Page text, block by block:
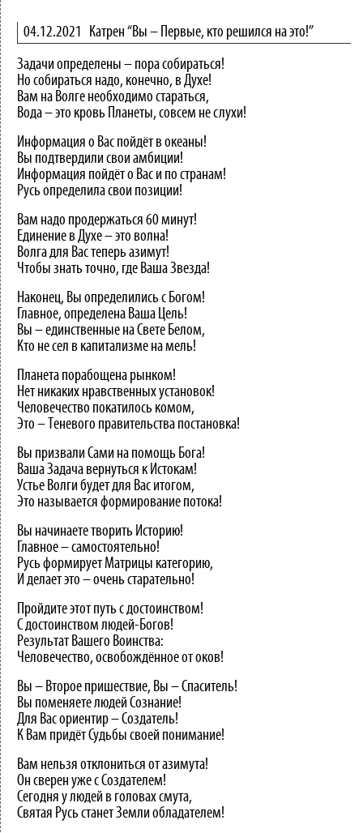
04.12.2021 Катрен “Вы – Первые, кто решился на это!”
Задачи определены – пора собираться!
Но собираться надо, конечно, в Духе!
Вам на Волге необходимо стараться,
Вода – это кровь Планеты, совсем не слухи!
Информация о Вас пойдёт в океаны!
Вы подтвердили свои амбиции!
Информация пойдёт о Вас и по странам!
Русь определила свои позиции!
Вам надо продержаться 60 минут!
Единение в Духе – это волна!
Волга для Вас теперь азимут!
Чтобы знать точно, где Ваша Звезда!
Наконец, Вы определились с Богом!
Главное, определена Ваша Цель!
Вы – единственные на Свете Белом,
Кто не сел в капитализме на мель!
Планета порабощена рынком!
Нет никаких нравственных установок!
Человечество покатилось комом,
Это – Теневого правительства постановка!
Вы призвали Сами на помощь Бога!
Ваша Задача вернуться к Истокам!
Устье Волги будет для Вас итогом,
Это называется формирование потока!
Вы начинаете творить Историю!
Главное – самостоятельно!
Русь формирует Матрицы категорию,
И делает это – очень старательно!
Пройдите этот путь с достоинством!
С достоинством людей-Богов!
Результат Вашего Воинства:
Человечество, освобождённое от оков!
Вы – Второе пришествие, Вы – Спаситель!
Вы поменяете людей Сознание!
Для Вас ориентир – Создатель!
К Вам придёт Судьбы своей понимание!
Вам нельзя отклониться от азимута!
Он сверен уже с Создателем!
Сегодня у людей в головах смута,
Святая Русь станет Земли обладателем!